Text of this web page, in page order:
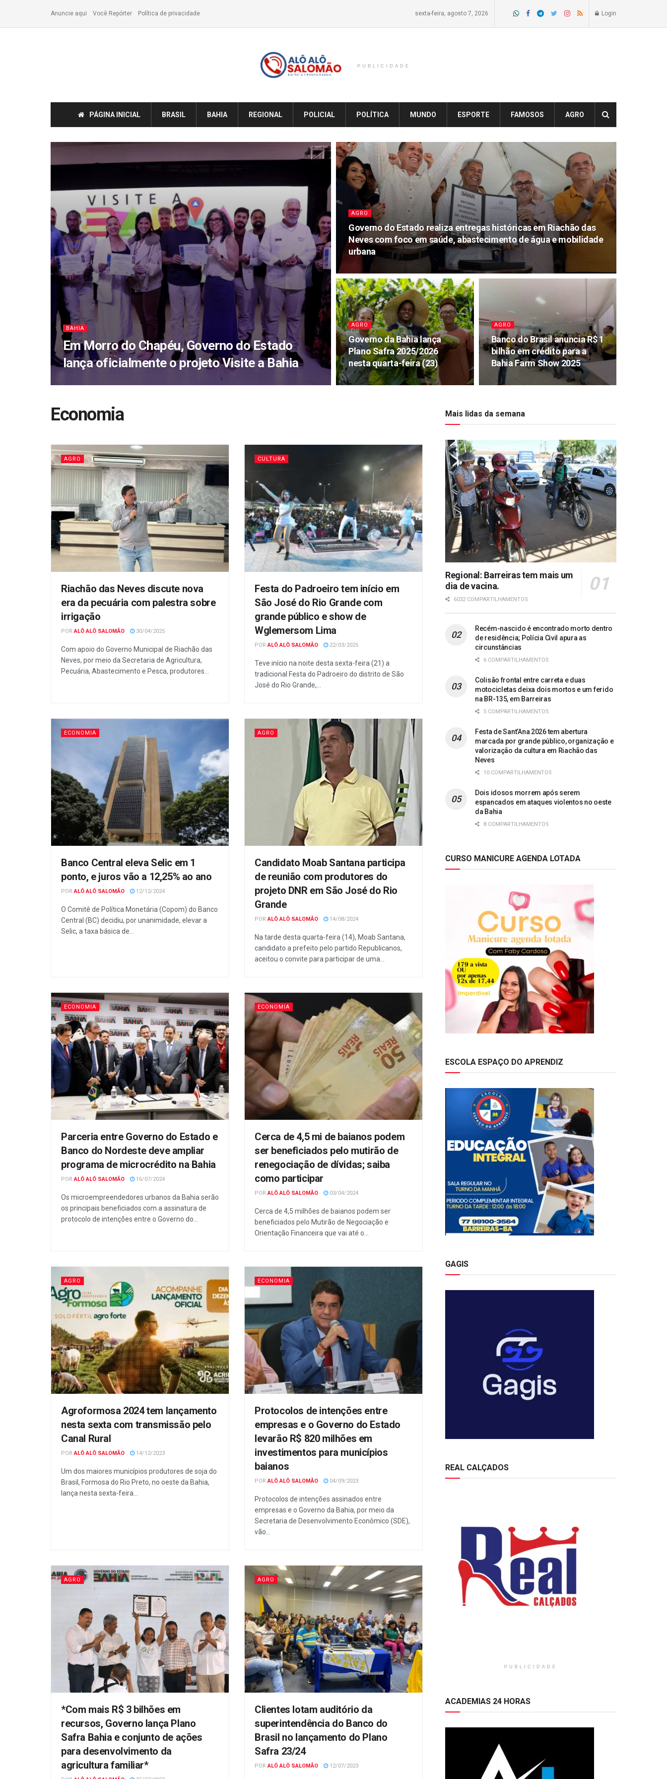
Anuncie aqui Você Repórter Política de privacidade sexta-feira, agosto 7, 2026 Login
PUBLICIDADE
PÁGINA INICIAL BRASIL BAHIA REGIONAL POLICIAL POLÍTICA MUNDO ESPORTE FAMOSOS AGRO
BAHIA
Em Morro do Chapéu, Governo do Estado
lança oficialmente o projeto Visite a Bahia
AGRO
Governo do Estado realiza entregas históricas em Riachão das
Neves com foco em saúde, abastecimento de água e mobilidade
urbana
AGRO
Governo da Bahia lança
Plano Safra 2025/2026
nesta quarta-feira (23)
AGRO
Banco do Brasil anuncia R$ 1
bilhão em crédito para a
Bahia Farm Show 2025
Economia
AGRO
Riachão das Neves discute nova
era da pecuária com palestra sobre
irrigação
POR ALÔ ALÔ SALOMÃO 30/04/2025
Com apoio do Governo Municipal de Riachão das
Neves, por meio da Secretaria de Agricultura,
Pecuária, Abastecimento e Pesca, produtores...
CULTURA
Festa do Padroeiro tem início em
São José do Rio Grande com
grande público e show de
Wglemersom Lima
POR ALÔ ALÔ SALOMÃO 22/03/2025
Teve início na noite desta sexta-feira (21) a
tradicional Festa do Padroeiro do distrito de São
José do Rio Grande,...
ECONOMIA
Banco Central eleva Selic em 1
ponto, e juros vão a 12,25% ao ano
POR ALÔ ALÔ SALOMÃO 12/12/2024
O Comitê de Política Monetária (Copom) do Banco
Central (BC) decidiu, por unanimidade, elevar a
Selic, a taxa básica de...
AGRO
Candidato Moab Santana participa
de reunião com produtores do
projeto DNR em São José do Rio
Grande
POR ALÔ ALÔ SALOMÃO 14/08/2024
Na tarde desta quarta-feira (14), Moab Santana,
candidato a prefeito pelo partido Republicanos,
aceitou o convite para participar de uma...
ECONOMIA
Parceria entre Governo do Estado e
Banco do Nordeste deve ampliar
programa de microcrédito na Bahia
POR ALÔ ALÔ SALOMÃO 16/07/2024
Os microempreendedores urbanos da Bahia serão
os principais beneficiados com a assinatura de
protocolo de intenções entre o Governo do...
ECONOMIA
Cerca de 4,5 mi de baianos podem
ser beneficiados pelo mutirão de
renegociação de dívidas; saiba
como participar
POR ALÔ ALÔ SALOMÃO 03/04/2024
Cerca de 4,5 milhões de baianos podem ser
beneficiados pelo Mutirão de Negociação e
Orientação Financeira que vai até o...
AGRO
Agroformosa 2024 tem lançamento
nesta sexta com transmissão pelo
Canal Rural
POR ALÔ ALÔ SALOMÃO 14/12/2023
Um dos maiores municípios produtores de soja do
Brasil, Formosa do Rio Preto, no oeste da Bahia,
lança nesta sexta-feira...
ECONOMIA
Protocolos de intenções entre
empresas e o Governo do Estado
levarão R$ 820 milhões em
investimentos para municípios
baianos
POR ALÔ ALÔ SALOMÃO 04/09/2023
Protocolos de intenções assinados entre
empresas e o Governo da Bahia, por meio da
Secretaria de Desenvolvimento Econômico (SDE),
vão...
AGRO
*Com mais R$ 3 bilhões em
recursos, Governo lança Plano
Safra Bahia e conjunto de ações
para desenvolvimento da
agricultura familiar*
AGRO
Clientes lotam auditório da
superintendência do Banco do
Brasil no lançamento do Plano
Safra 23/24
POR ALÔ ALÔ SALOMÃO 12/07/2023
Mais lidas da semana
Regional: Barreiras tem mais um
dia de vacina.
6032 COMPARTILHAMENTOS
Recém-nascido é encontrado morto dentro
de residência; Polícia Civil apura as
circunstâncias
6 COMPARTILHAMENTOS
Colisão frontal entre carreta e duas
motocicletas deixa dois mortos e um ferido
na BR-135, em Barreiras
5 COMPARTILHAMENTOS
Festa de Sant’Ana 2026 tem abertura
marcada por grande público, organização e
valorização da cultura em Riachão das
Neves
10 COMPARTILHAMENTOS
Dois idosos morrem após serem
espancados em ataques violentos no oeste
da Bahia
8 COMPARTILHAMENTOS
CURSO MANICURE AGENDA LOTADA
ESCOLA ESPAÇO DO APRENDIZ
GAGIS
REAL CALÇADOS
PUBLICIDADE
ACADEMIAS 24 HORAS